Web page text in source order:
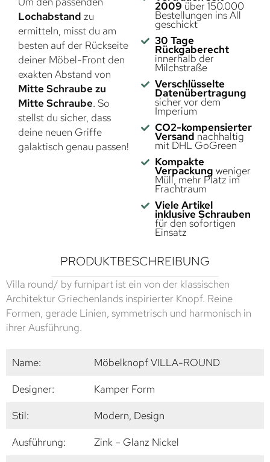
Lochabstand zu
ermitteln, misst du am
besten auf der Rückseite
deiner Möbel-Front den
exakten Abstand von
Mitte Schraube zu
Mitte Schraube. So
stellst du sicher, dass
deine neuen Griffe
galaktisch genau passen!
2009 über 150.000
Bestellungen ins All
geschickt
30 Tage
Rückgaberecht
innerhalb der
Milchstraße
Verschlüsselte
Datenübertragung
sicher vor dem
Imperium
CO2-kompensierter
Versand nachhaltig
mit DHL GoGreen
Kompakte
Verpackung weniger
Müll, mehr Platz im
Frachtraum
Viele Artikel
inklusive Schrauben
für den sofortigen
Einsatz
PRODUKTBESCHREIBUNG
Villa round/ by furnipart ist ein von der klassischen
Architektur Griechenlands inspirierter Knopf. Reine
Formen, gerade Linien, symmetrisch und harmonisch in
ihrer Ausführung.
Name:
Möbelknopf VILLA-ROUND
Designer:
Kamper Form
Stil:
Modern, Design
Ausführung:
Zink – Glanz Nickel